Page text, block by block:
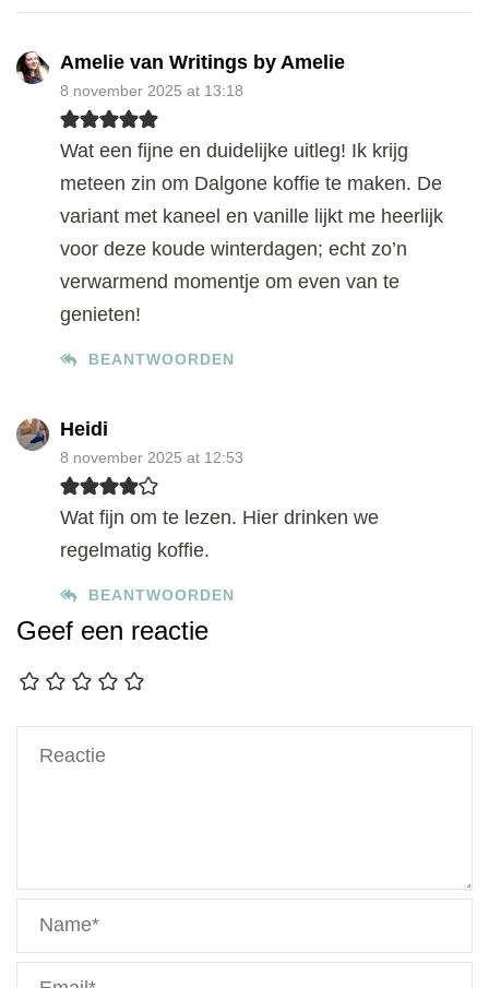
Amelie van Writings by Amelie
8 november 2025 at 13:18
BEANTWOORDEN
Wat een fijne en duidelijke uitleg! Ik krijg
meteen zin om Dalgone koffie te maken. De
variant met kaneel en vanille lijkt me heerlijk
voor deze koude winterdagen; echt zo’n
verwarmend momentje om even van te
genieten!
Heidi
8 november 2025 at 12:53
BEANTWOORDEN
Wat fijn om te lezen. Hier drinken we
regelmatig koffie.
Geef een reactie